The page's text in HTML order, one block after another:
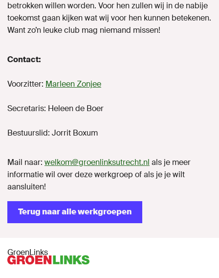
betrokken willen worden. Voor hen zullen wij in de nabije
toekomst gaan kijken wat wij voor hen kunnen betekenen.
Want zo’n leuke club mag niemand missen!
Contact:
Voorzitter: Marleen Zonjee
Secretaris: Heleen de Boer
Bestuurslid: Jorrit Boxum
Mail naar: welkom@groenlinksutrecht.nl als je meer
informatie wil over deze werkgroep of als je je wilt
aansluiten!
Terug naar alle werkgroepen
GroenLinks